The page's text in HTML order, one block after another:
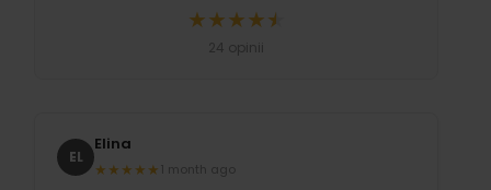
★★★★★
★
Średnia ocena 4.8 na 5 na
24 opinii
EL
Elina
★★★★★ 1 month ago